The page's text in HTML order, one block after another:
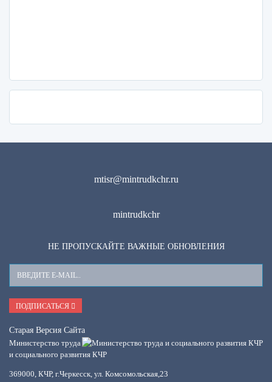
mtisr@mintrudkchr.ru
mintrudkchr
НЕ ПРОПУСКАЙТЕ ВАЖНЫЕ ОБНОВЛЕНИЯ
Ваш
E-
Mail
ПОДПИСАТЬСЯ
Старая Версия Сайта
Министерство труда
и социального развития КЧР
369000, КЧР, г.Черкесск, ул. Комсомольская,23